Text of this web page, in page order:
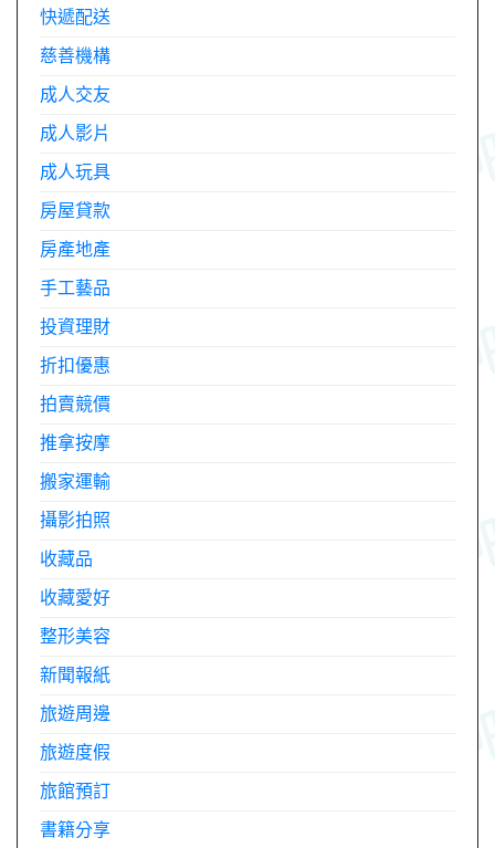
快遞配送
慈善機構
成人交友
成人影片
成人玩具
房屋貸款
房產地產
手工藝品
投資理財
折扣優惠
拍賣競價
推拿按摩
搬家運輸
攝影拍照
收藏品
收藏愛好
整形美容
新聞報紙
旅遊周邊
旅遊度假
旅館預訂
書籍分享